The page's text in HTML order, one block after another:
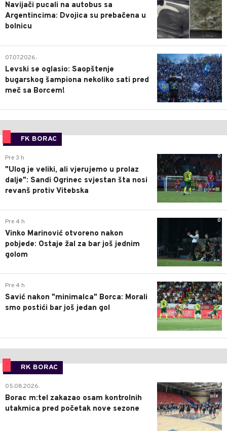
Navijači pucali na autobus sa
Argentincima: Dvojica su prebačena u
bolnicu
1
07.07.2026.
Levski se oglasio: Saopštenje
bugarskog šampiona nekoliko sati pred
meč sa Borcem!
FK BORAC
0
Pre 3 h
"Ulog je veliki, ali vjerujemo u prolaz
dalje": Sandi Ogrinec svjestan šta nosi
revanš protiv Vitebska
0
Pre 4 h
Vinko Marinović otvoreno nakon
pobjede: Ostaje žal za bar još jednim
golom
0
Pre 4 h
Savić nakon "minimalca" Borca: Morali
smo postići bar još jedan gol
RK BORAC
0
05.08.2026.
Borac m:tel zakazao osam kontrolnih
utakmica pred početak nove sezone